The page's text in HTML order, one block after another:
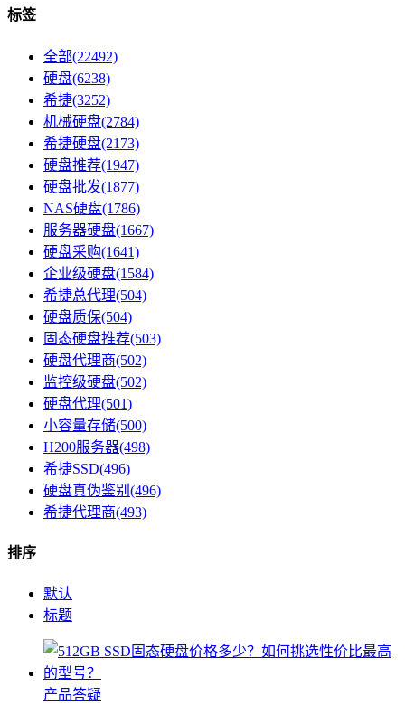
标签
全部(22492)
硬盘(6238)
希捷(3252)
机械硬盘(2784)
希捷硬盘(2173)
硬盘推荐(1947)
硬盘批发(1877)
NAS硬盘(1786)
服务器硬盘(1667)
硬盘采购(1641)
企业级硬盘(1584)
希捷总代理(504)
硬盘质保(504)
固态硬盘推荐(503)
硬盘代理商(502)
监控级硬盘(502)
硬盘代理(501)
小容量存储(500)
H200服务器(498)
希捷SSD(496)
硬盘真伪鉴别(496)
希捷代理商(493)
排序
默认
标题
产品答疑